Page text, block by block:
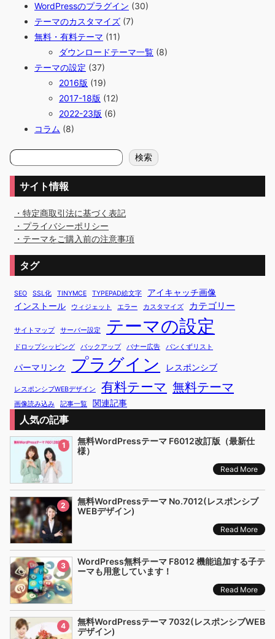
WordPressのプラグイン (30)
テーマのカスタマイズ (7)
無料・有料テーマ (11)
ダウンロードテーマ一覧 (8)
テーマの設定 (37)
2016版 (19)
2017-18版 (12)
2022-23版 (6)
コラム (8)
検
索
検索
サイト情報
・特定商取引法に基づく表記
・プライバシーポリシー
・テーマをご購入前の注意事項
タグ
SEO SSL化 TINYMCE TYPEPAD絵文字
アイキャッチ画像
インストール
ウィジェット エラー カスタマイズ カテゴリー
サイトマップ サーバー設定 テーマの設定
ドロップシッピング バックアップ バナー広告 パンくずリスト
パーマリンク プラグイン レスポンシブ
レスポンシブWEBデザイン 有料テーマ 無料テーマ
画像読み込み 記事一覧 関連記事
人気の記事
1
無料WordPressテーマ F6012改訂版（最新仕
様）
Read More
2
無料WordPressテーマ No.7012(レスポンシブ
WEBデザイン)
Read More
3
WordPress無料テーマ F8012 機能追加する子テ
ーマも用意しています！
Read More
4
無料WordPressテーマ 7032(レスポンシブWEB
デザイン)